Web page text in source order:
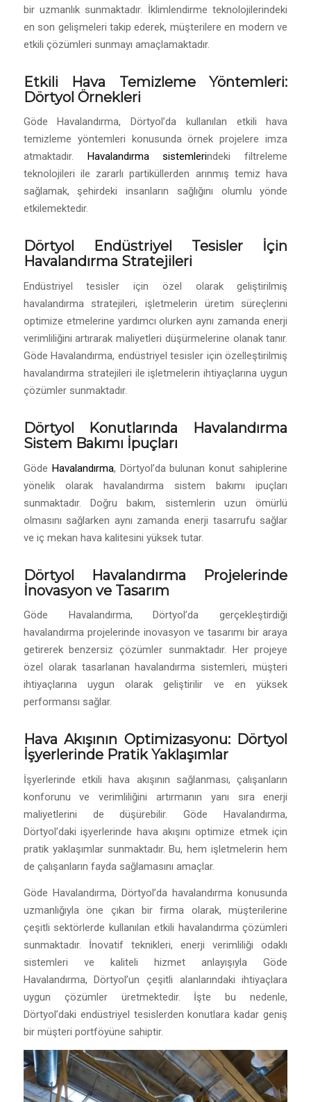
bir uzmanlık sunmaktadır. İklimlendirme teknolojilerindeki
en son gelişmeleri takip ederek, müşterilere en modern ve
etkili çözümleri sunmayı amaçlamaktadır.
Etkili Hava Temizleme Yöntemleri:
Dörtyol Örnekleri
Göde Havalandırma, Dörtyol’da kullanılan etkili hava
temizleme yöntemleri konusunda örnek projelere imza
atmaktadır.
Havalandırma sistemlerindeki filtreleme
teknolojileri ile zararlı partiküllerden arınmış temiz hava
sağlamak, şehirdeki insanların sağlığını olumlu yönde
etkilemektedir.
Dörtyol Endüstriyel Tesisler İçin
Havalandırma Stratejileri
Endüstriyel tesisler için özel olarak geliştirilmiş
havalandırma stratejileri, işletmelerin üretim süreçlerini
optimize etmelerine yardımcı olurken aynı zamanda enerji
verimliliğini artırarak maliyetleri düşürmelerine olanak tanır.
Göde Havalandırma, endüstriyel tesisler için özelleştirilmiş
havalandırma stratejileri ile işletmelerin ihtiyaçlarına uygun
çözümler sunmaktadır.
Dörtyol Konutlarında Havalandırma
Sistem Bakımı İpuçları
Göde Havalandırma, Dörtyol’da bulunan konut sahiplerine
yönelik olarak havalandırma sistem bakımı ipuçları
sunmaktadır. Doğru bakım, sistemlerin uzun ömürlü
olmasını sağlarken aynı zamanda enerji tasarrufu sağlar
ve iç mekan hava kalitesini yüksek tutar.
Dörtyol Havalandırma Projelerinde
İnovasyon ve Tasarım
Göde Havalandırma, Dörtyol’da gerçekleştirdiği
havalandırma projelerinde inovasyon ve tasarımı bir araya
getirerek benzersiz çözümler sunmaktadır. Her projeye
özel olarak tasarlanan havalandırma sistemleri, müşteri
ihtiyaçlarına uygun olarak geliştirilir ve en yüksek
performansı sağlar.
Hava Akışının Optimizasyonu: Dörtyol
İşyerlerinde Pratik Yaklaşımlar
İşyerlerinde etkili hava akışının sağlanması, çalışanların
konforunu ve verimliliğini artırmanın yanı sıra enerji
maliyetlerini de düşürebilir. Göde Havalandırma,
Dörtyol’daki işyerlerinde hava akışını optimize etmek için
pratik yaklaşımlar sunmaktadır. Bu, hem işletmelerin hem
de çalışanların fayda sağlamasını amaçlar.
Göde Havalandırma, Dörtyol’da havalandırma konusunda
uzmanlığıyla öne çıkan bir firma olarak, müşterilerine
çeşitli sektörlerde kullanılan etkili havalandırma çözümleri
sunmaktadır. İnovatif teknikleri, enerji verimliliği odaklı
sistemleri ve kaliteli hizmet anlayışıyla Göde
Havalandırma, Dörtyol’un çeşitli alanlarındaki ihtiyaçlara
uygun çözümler üretmektedir. İşte bu nedenle,
Dörtyol’daki endüstriyel tesislerden konutlara kadar geniş
bir müşteri portföyüne sahiptir.